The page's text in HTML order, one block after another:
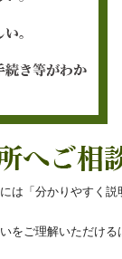
は「分かりやすく
をご理解いただける